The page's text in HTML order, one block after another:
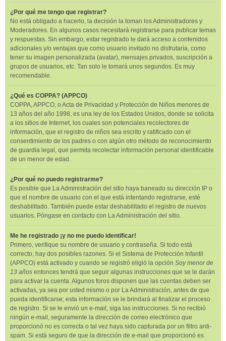
¿Por qué me tengo que registrar?
No está obligado a hacerlo, la decisión la toman los Administradores y
Moderadores. En algunos casos necesitará registrarse para publicar temas
y respuestas. Sin embargo, estar registrado le dará acceso a contenidos
adicionales y/o ventajas que como usuario invitado no disfrutaría, como
tener su imagen personalizada (avatar), mensajes privados, suscripción a
grupos de usuarios, etc. Tan solo le tomará unos segundos. Es muy
recomendable.
¿Qué es COPPA? (APPCO)
COPPA, APPCO, o Acta de Privacidad y Protección de Niños menores de
13 años del año 1998, es una ley de los Estados Unidos, donde se solicita
a los sitios de Internet, los cuales son potenciales recolectores de
información, que el registro de niños sea escrito y ratificado con el
consentimiento de los padres o con algún otro método de reconocimiento
de guardia legal, que permita recolectar información personal identificable
de un menor de edad.
¿Por qué no puedo registrarme?
Es posible que La Administración del sitio haya baneado su dirección IP o
que el nombre de usuario con el que está intentando registrarse, esté
deshabilitado. También puede estar deshabilitado el registro de nuevos
usuarios. Póngase en contacto con La Administración del sitio.
Me he registrado ¡y no me puedo identificar!
Primero, verifique su nombre de usuario y contraseña. Si todo está
correcto, hay dos posibles razones. Si el Sistema de Protección Infantil
(APPCO) está activado y cuando se registró eligió la opción Soy menor de
13 años entonces tendrá que seguir algunas instrucciones que se le darán
para activar la cuenta. Algunos foros disponen que las cuentas deben ser
activadas, ya sea por usted mismo o por La Administración, antes de que
pueda identificarse; esta información se le brindará al finalizar el proceso
de registro. Si se le envió un e-mail, siga las instrucciones. Si no recibió
ningún e-mail, seguramente la dirección de correo electrónico que
proporcionó no es correcta o tal vez haya sido capturada por un filtro anti-
spam. Si está seguro de que la dirección de e-mail que proporcionó es